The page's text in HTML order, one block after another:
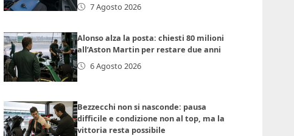
7 Agosto 2026
Alonso alza la posta: chiesti 80 milioni
all’Aston Martin per restare due anni
6 Agosto 2026
Bezzecchi non si nasconde: pausa
difficile e condizione non al top, ma la
vittoria resta possibile